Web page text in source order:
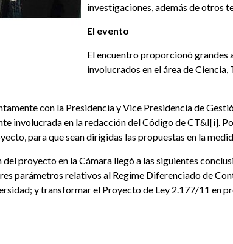
investigaciones, además de otros
El evento
El encuentro proporcionó grandes
involucrados en el área de
con la Presidencia y Vice Presidencia de
involucrada en la redacción del Código de CT&I[i].
para que sean dirigidas las propuestas en la
proyecto en la Cámara llegó a las siguientes
parámetros relativos al Regime Diferenciado de
y transformar el Proyecto de Ley 2.177/11 en